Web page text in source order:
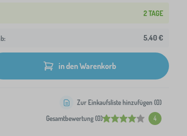
2 TAGE
5,40 €
in den Warenkorb
Gesamtbewertung (0) 4
Zur Einkaufsliste hinzufügen (0)